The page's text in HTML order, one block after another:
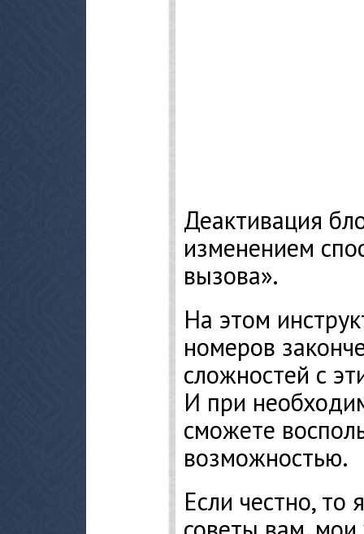
Деактивация
изменением
вызова».
На этом
номеров
сложностей с
И при
сможете
возможностью.
Если честно, то